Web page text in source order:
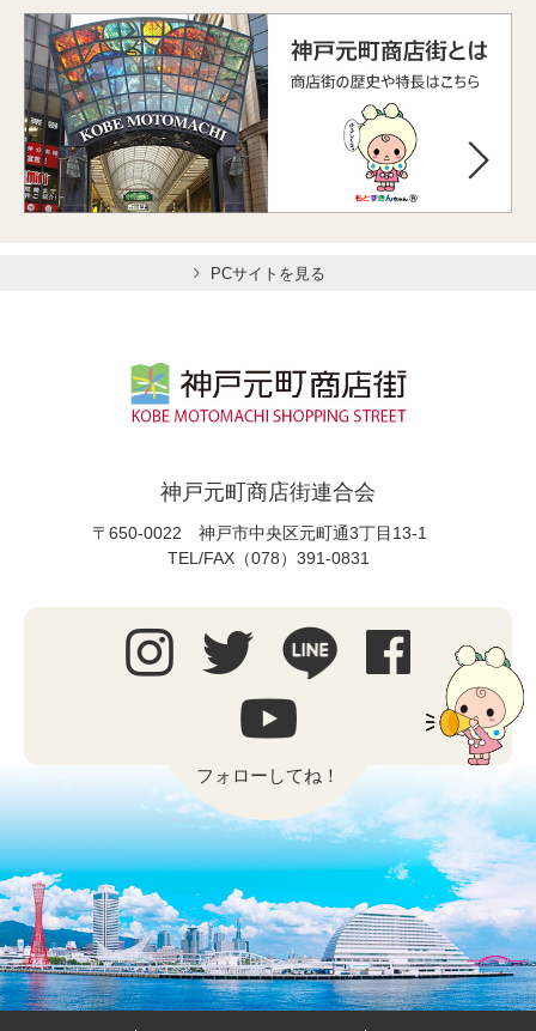
PCサイトを見る
神戸元町商店街連合会
〒650-0022 神戸市中央区元町通3丁目13-1
TEL/FAX（078）391-0831
フォローしてね！